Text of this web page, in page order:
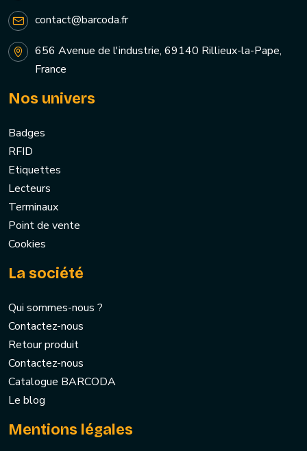
contact@barcoda.fr
656 Avenue de l'industrie, 69140 Rillieux-la-Pape,
France
Nos univers
Badges
RFID
Etiquettes
Lecteurs
Terminaux
Point de vente
Cookies
La société
Qui sommes-nous ?
Contactez-nous
Retour produit
Contactez-nous
Catalogue BARCODA
Le blog
Mentions légales